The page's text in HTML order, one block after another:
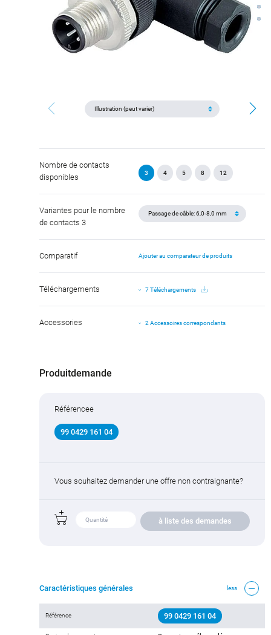
Nombre de contacts
disponibles
3 4 5 8 12
Variantes pour le nombre
de contacts 3
Comparatif Ajouter au comparateur de produits
Téléchargements 7 Téléchargements
Accessories 2 Accessoires correspondants
Produitdemande
Référencee
99 0429 161 04
Vous souhaitez demander une offre non contraignante?
à liste des demandes
Caractéristiques générales less
Référence 99 0429 161 04